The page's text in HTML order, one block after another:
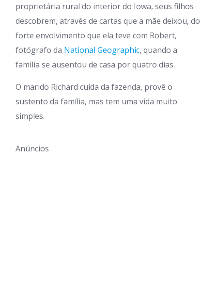
proprietária rural do interior do Iowa, seus filhos
descobrem, através de cartas que a mãe deixou, do
forte envolvimento que ela teve com Robert,
fotógrafo da National Geographic, quando a
família se ausentou de casa por quatro dias.
O marido Richard cuida da fazenda, provê o
sustento da família, mas tem uma vida muito
simples.
Anúncios